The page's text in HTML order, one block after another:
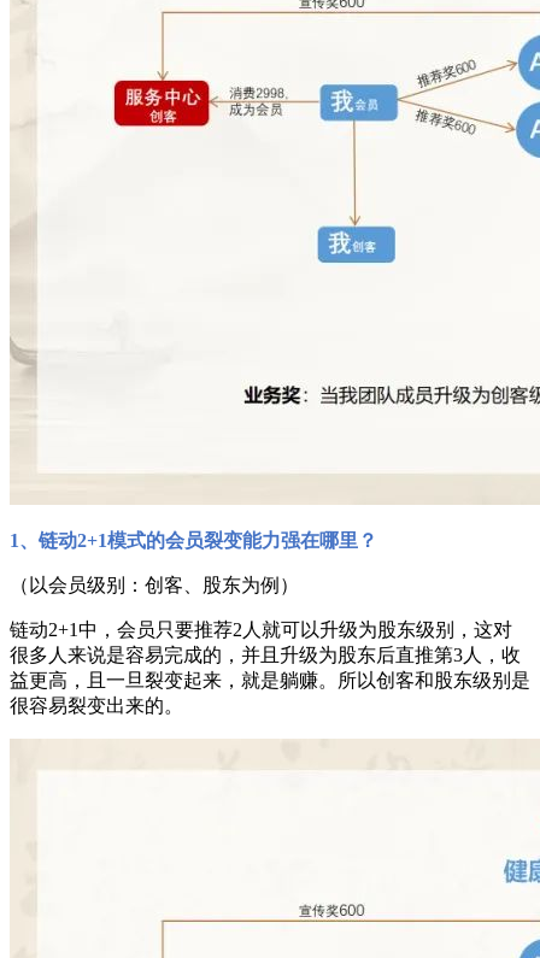
1、 链动2+1模式的会员裂变能力强在哪里？
（以会员级别：创客、股东为例）
链动2+1中，会员只要推荐2人就可以升级为股东级别，这对
很多人来说是容易完成的，并且升级为股东后直推第3人，收
益更高，且一旦裂变起来，就是躺赚。所以创客和股东级别是
很容易裂变出来的。